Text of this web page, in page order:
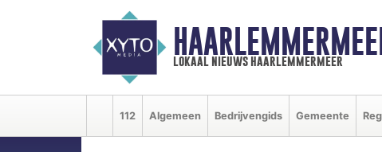
lokaal nieuws haarlemmermeer
112 Algemeen Bedrijvengids Gemeente